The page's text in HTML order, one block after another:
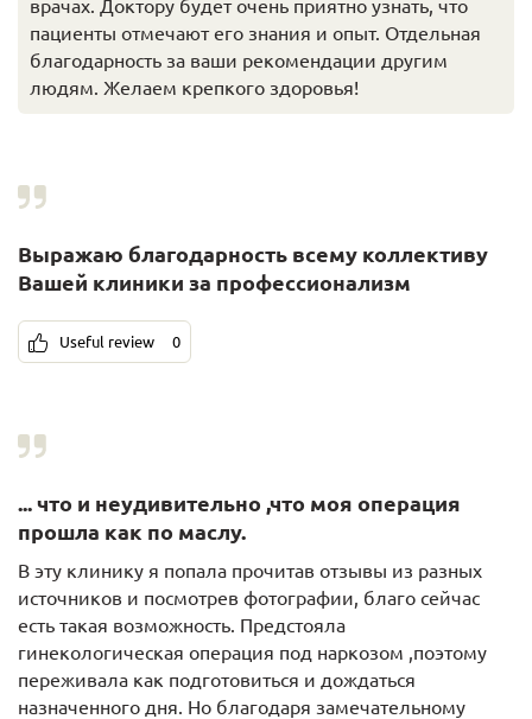
врачах. Доктору будет очень приятно узнать, что
пациенты отмечают его знания и опыт. Отдельная
благодарность за ваши рекомендации другим
людям. Желаем крепкого здоровья!
Выражаю благодарность всему коллективу
Вашей клиники за профессионализм
Useful review 0
... что и неудивительно ,что моя операция
прошла как по маслу.
В эту клинику я попала прочитав отзывы из разных
источников и посмотрев фотографии, благо сейчас
есть такая возможность. Предстояла
гинекологическая операция под наркозом ,поэтому
переживала как подготовиться и дождаться
назначенного дня. Но благодаря замечательному